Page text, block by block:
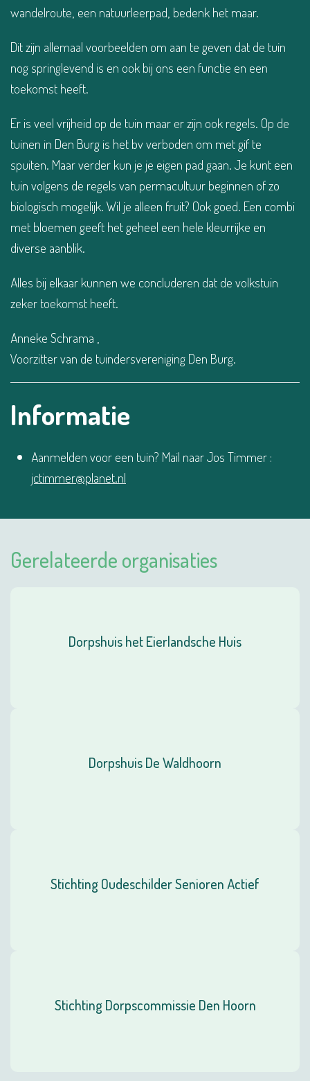
wandelroute, een natuurleerpad, bedenk het maar.
Dit zijn allemaal voorbeelden om aan te geven dat de tuin
nog springlevend is en ook bij ons een functie en een
toekomst heeft.
Er is veel vrijheid op de tuin maar er zijn ook regels. Op de
tuinen in Den Burg is het bv verboden om met gif te
spuiten. Maar verder kun je je eigen pad gaan. Je kunt een
tuin volgens de regels van permacultuur beginnen of zo
biologisch mogelijk. Wil je alleen fruit? Ook goed. Een combi
met bloemen geeft het geheel een hele kleurrijke en
diverse aanblik.
Alles bij elkaar kunnen we concluderen dat de volkstuin
zeker toekomst heeft.
Anneke Schrama ,
Voorzitter van de tuindersvereniging Den Burg.
Informatie
Aanmelden voor een tuin? Mail naar Jos Timmer :
jctimmer@planet.nl
Gerelateerde organisaties
Dorpshuis het Eierlandsche Huis
Dorpshuis De Waldhoorn
Stichting Oudeschilder Senioren Actief
Stichting Dorpscommissie Den Hoorn